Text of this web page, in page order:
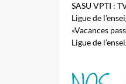
SASU VPTI :
Ligue de
«Vacances
Ligue de